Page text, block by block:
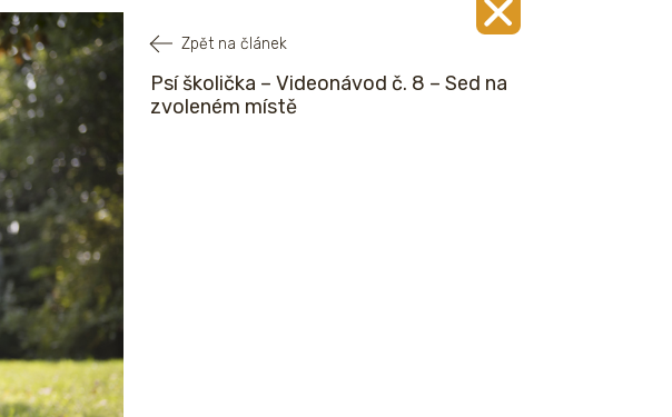
Zpět na článek
Psí školička – Videonávod č. 8 – Sed na
zvoleném místě